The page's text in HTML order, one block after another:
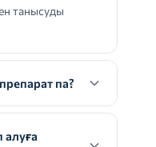
танысуды
па?